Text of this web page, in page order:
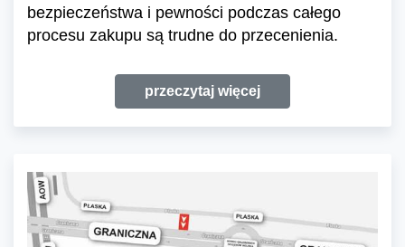
bezpieczeństwa i pewności podczas całego
procesu zakupu są trudne do przecenienia.
przeczytaj więcej